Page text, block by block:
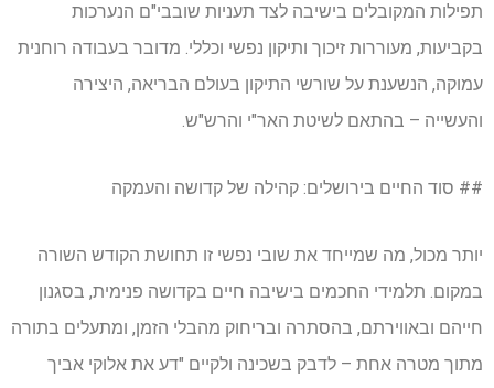
תפילות המקובלים בישיבה לצד תעניות שובבי"ם הנערכות
בקביעות, מעוררות זיכוך ותיקון נפשי וכללי. מדובר בעבודה רוחנית
עמוקה, הנשענת על שורשי התיקון בעולם הבריאה, היצירה
והעשייה – בהתאם לשיטת האר"י והרש"ש.
## סוד החיים בירושלים: קהילה של קדושה והעמקה
יותר מכול, מה שמייחד את שובי נפשי זו תחושת הקודש השורה
במקום. תלמידי החכמים בישיבה חיים בקדושה פנימית, בסגנון
חייהם ובאווירתם, בהסתרה ובריחוק מהבלי הזמן, ומתעלים בתורה
מתוך מטרה אחת – לדבק בשכינה ולקיים "דע את אלוקי אביך